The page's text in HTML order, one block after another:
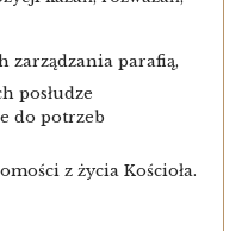
zarządzania parafią,
posłudze
do potrzeb
z życia Kościoła.